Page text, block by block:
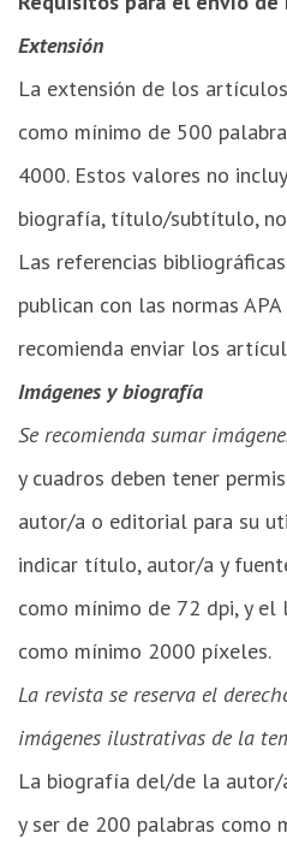
Extensión
La extensión de los
como mínimo de 500
4000. Estos valores no
biografía, título/subtítulo,
Las referencias
publican con las normas
recomienda enviar los
Imágenes y biografía
Se recomienda sumar
y cuadros deben tener
autor/a o editorial para su
indicar título, autor/a y
como mínimo de 72 dpi, y
como mínimo 2000 píxeles.
La revista se reserva el
imágenes ilustrativas de la
La biografía del/de la autor/
y ser de 200 palabras como